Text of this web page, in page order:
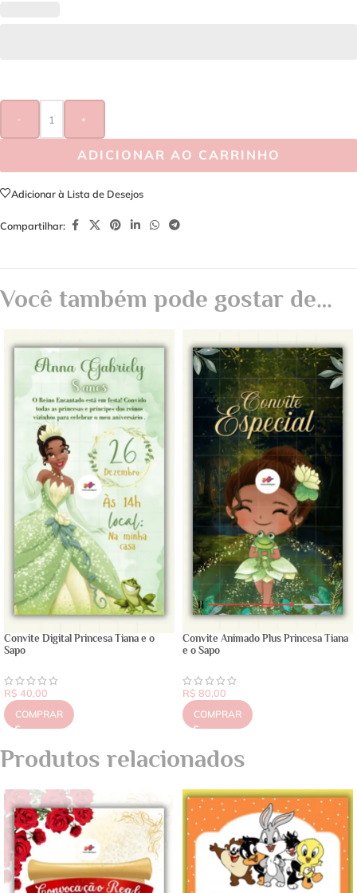
- +
ADICIONAR AO CARRINHO
Adicionar à Lista de Desejos
Compartilhar:
Você também pode gostar de…
Convite Digital Princesa Tiana e o
Sapo
R$ 40,00
COMPRAR
Convite Animado Plus Princesa Tiana
e o Sapo
R$ 80,00
COMPRAR
Produtos relacionados